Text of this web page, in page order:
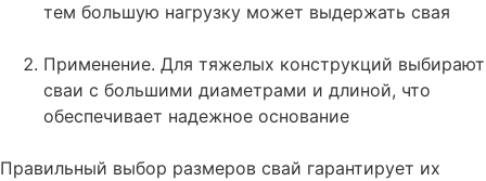
тем большую нагрузку может выдержать свая
Применение. Для тяжелых конструкций выбирают
сваи с большими диаметрами и длиной, что
обеспечивает надежное основание
Правильный выбор размеров свай гарантирует их